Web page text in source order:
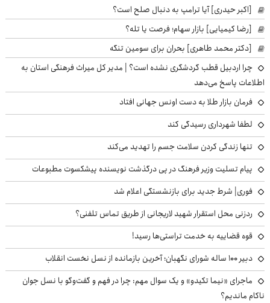
[اکبر حیدری] آیا ترامپ به دنبال صلح است؟
[رضا کیمیایی] بازار سهام؛ فرصت یا تله؟
[دکتر محمد طاهری] بحران برای سومین تنگه
چرا اردبیل قطب گردشگری نشده است؟ | مدیر کل میراث فرهنگی استان به
اطلاعات پاسخ می‌دهد
فرمان بازار طلا به دست اونس جهانی افتاد
لطفا شهرداری رسیدگی کند
تنها زندگی کردن سلامت جسم را تهدید می‌کند
پیام تسلیت وزیر فرهنگ در پی درگذشت نویسنده پیشکسوت مطبوعات
فوری| شرط جدید برای بازنشستگی اعلام شد
ردزنی محل استقرار شهید لاریجانی از طریق تماس تلفنی؟
قوه قضاییه به خدمت تراستی‌ها رسید!
دبیر ۱۰۰ ساله شورای نگهبان؛ آخرین بازمانده از نسل نخست انقلاب
ماجرای «نیما تکیدو» و یک سوال مهم: چرا در فهم و گفت‌وگو با نسل جوان
ناکام ماندیم؟